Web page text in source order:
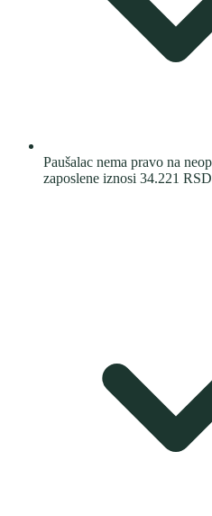
Paušalac nema pravo na
zaposlene iznosi 34.221